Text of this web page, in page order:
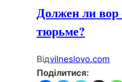
Должен ли вор
тюрьме?
Відvilneslovo.com
Поділитися: